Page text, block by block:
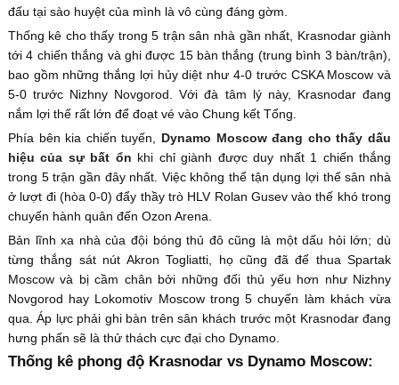
đấu tại sào huyệt của mình là vô cùng đáng gờm.
Thống kê cho thấy trong 5 trận sân nhà gần nhất, Krasnodar giành
tới 4 chiến thắng và ghi được 15 bàn thắng (trung bình 3 bàn/trận),
bao gồm những thắng lợi hủy diệt như 4-0 trước CSKA Moscow và
5-0 trước Nizhny Novgorod. Với đà tâm lý này, Krasnodar đang
nắm lợi thế rất lớn để đoạt vé vào Chung kết Tổng.
Phía bên kia chiến tuyến, Dynamo Moscow đang cho thấy dấu
hiệu của sự bất ổn khi chỉ giành được duy nhất 1 chiến thắng
trong 5 trận gần đây nhất. Việc không thể tận dụng lợi thế sân nhà
ở lượt đi (hòa 0-0) đẩy thầy trò HLV Rolan Gusev vào thế khó trong
chuyến hành quân đến Ozon Arena.
Bản lĩnh xa nhà của đội bóng thủ đô cũng là một dấu hỏi lớn; dù
từng thắng sát nút Akron Togliatti, họ cũng đã để thua Spartak
Moscow và bị cầm chân bởi những đối thủ yếu hơn như Nizhny
Novgorod hay Lokomotiv Moscow trong 5 chuyến làm khách vừa
qua. Áp lực phải ghi bàn trên sân khách trước một Krasnodar đang
hưng phấn sẽ là thử thách cực đại cho Dynamo.
Thống kê phong độ Krasnodar vs Dynamo Moscow: